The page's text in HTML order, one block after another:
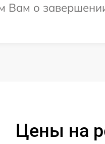
о завершении
Цены на